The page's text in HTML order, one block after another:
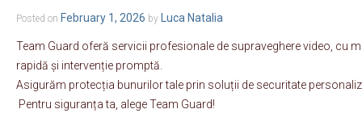
Posted on February 1, 2026 by Luca Natalia
Team Guard oferă servicii profesionale de supraveghere video, cu
rapidă și intervenție promptă.
Asigurăm protecția bunurilor tale prin soluții de securitate
Pentru siguranța ta, alege Team Guard!